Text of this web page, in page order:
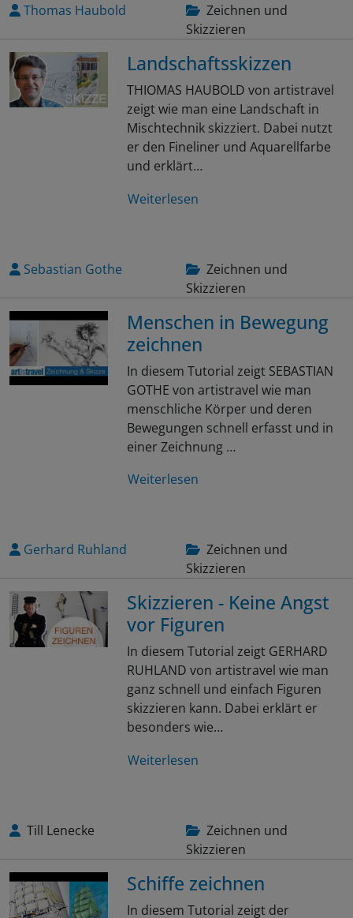
Thomas Haubold
Zeichnen und
Skizzieren
Landschaftsskizzen
THIOMAS HAUBOLD von artistravel
zeigt wie man eine Landschaft in
Mischtechnik skizziert. Dabei nutzt
er den Fineliner und Aquarellfarbe
und erklärt…
Weiterlesen
Sebastian Gothe
Zeichnen und
Skizzieren
Menschen in Bewegung
zeichnen
In diesem Tutorial zeigt SEBASTIAN
GOTHE von artistravel wie man
menschliche Körper und deren
Bewegungen schnell erfasst und in
einer Zeichnung …
Weiterlesen
Gerhard Ruhland
Zeichnen und
Skizzieren
Skizzieren - Keine Angst
vor Figuren
In diesem Tutorial zeigt GERHARD
RUHLAND von artistravel wie man
ganz schnell und einfach Figuren
skizzieren kann. Dabei erklärt er
besonders wie…
Weiterlesen
Till Lenecke
Zeichnen und
Skizzieren
Schiffe zeichnen
In diesem Tutorial zeigt der